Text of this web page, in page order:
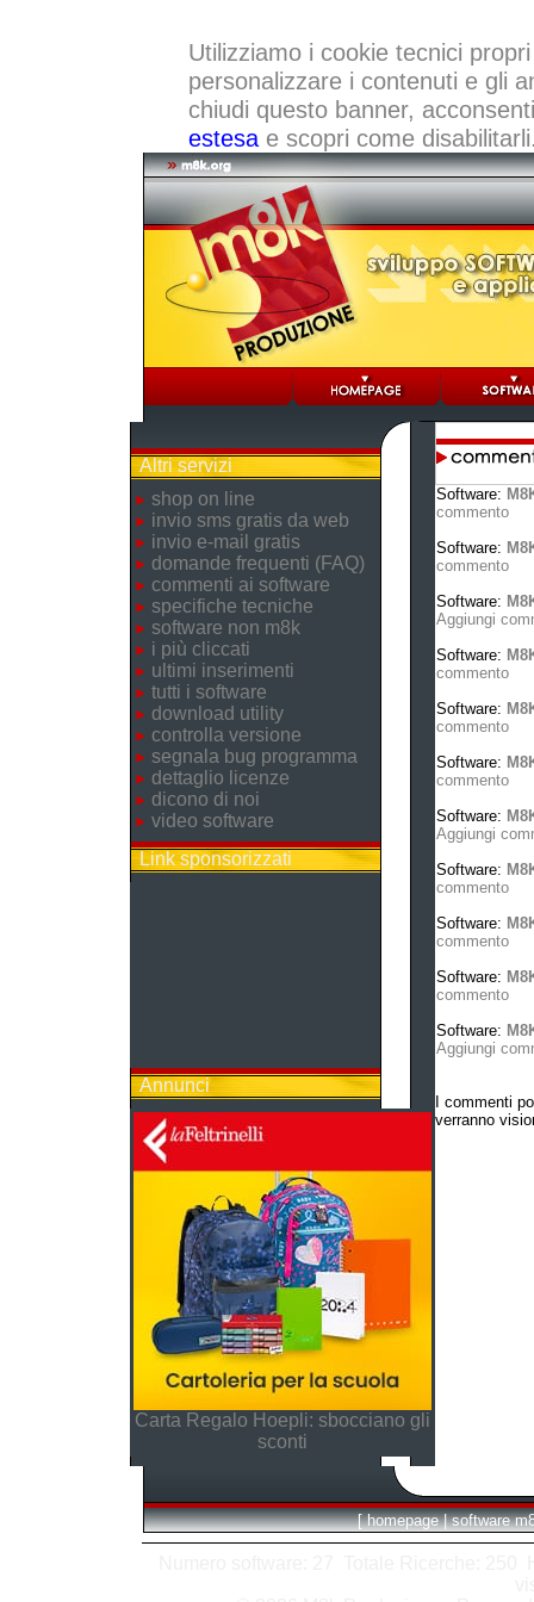
Utilizziamo i cookie tecnici
personalizzare i contenuti e gli
chiudi questo banner,
estesae scopri come
Altri servizi
shop on line
invio sms gratis da web
invio e-mail gratis
domande frequenti (FAQ)
commenti ai software
specifiche tecniche
software non m8k
i più cliccati
ultimi inserimenti
tutti i software
download utility
controlla versione
segnala bug programma
dettaglio licenze
dicono di noi
video software
Link sponsorizzati
Annunci
Carta Regalo Hoepli: sbocciano gli
sconti
Software:
commento
Software:
commento
Software:
Aggiungi
Software:
commento
Software:
commento
Software:
commento
Software:
Aggiungi
Software:
commento
Software:
commento
Software:
commento
Software:
Aggiungi
I commenti
verranno
[ homepage | software